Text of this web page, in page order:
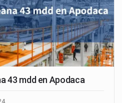
43 mdd en Apodaca